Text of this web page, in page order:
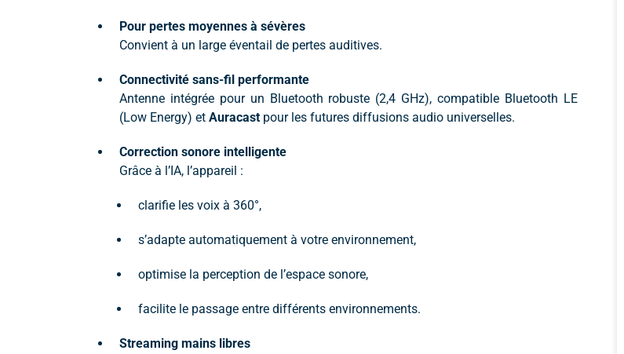
Pour pertes moyennes à sévères
Convient à un large éventail de pertes auditives.
Connectivité sans-fil performante
Antenne intégrée pour un Bluetooth robuste (2,4 GHz), compatible Bluetooth LE
(Low Energy) et Auracast pour les futures diffusions audio universelles.
Correction sonore intelligente
Grâce à l’IA, l’appareil :
clarifie les voix à 360°,
s’adapte automatiquement à votre environnement,
optimise la perception de l’espace sonore,
facilite le passage entre différents environnements.
Streaming mains libres